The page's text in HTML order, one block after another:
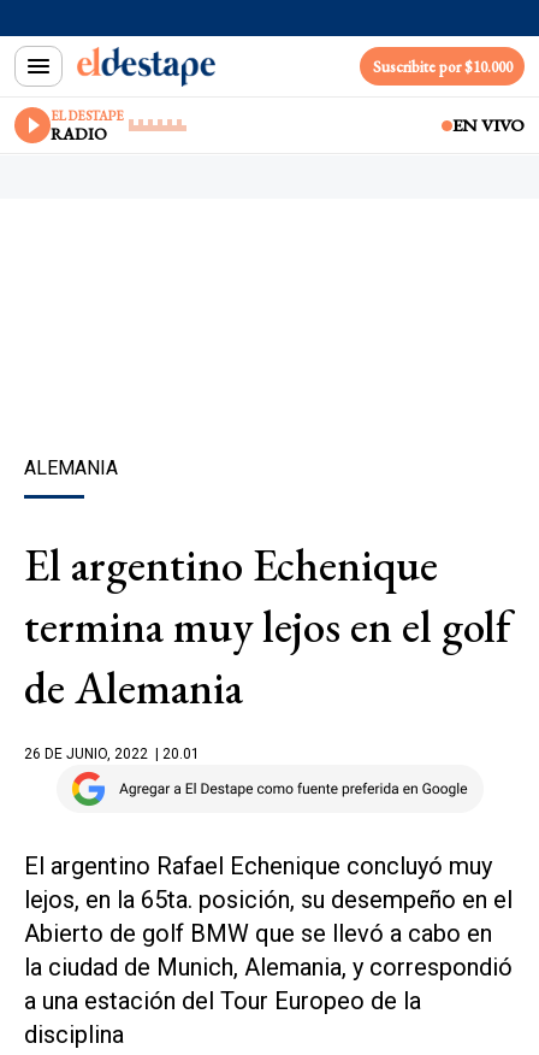
Suscribite por $10.000
EL DESTAPE
RADIO EN VIVO
ALEMANIA
El argentino Echenique
termina muy lejos en el golf
de Alemania
26 DE JUNIO, 2022 | 20.01
El argentino Rafael Echenique concluyó muy
lejos, en la 65ta. posición, su desempeño en el
Abierto de golf BMW que se llevó a cabo en
la ciudad de Munich, Alemania, y correspondió
a una estación del Tour Europeo de la
disciplina